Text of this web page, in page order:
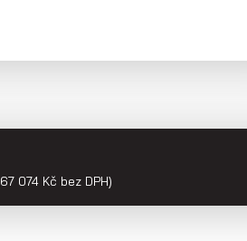
074 Kč bez DPH)